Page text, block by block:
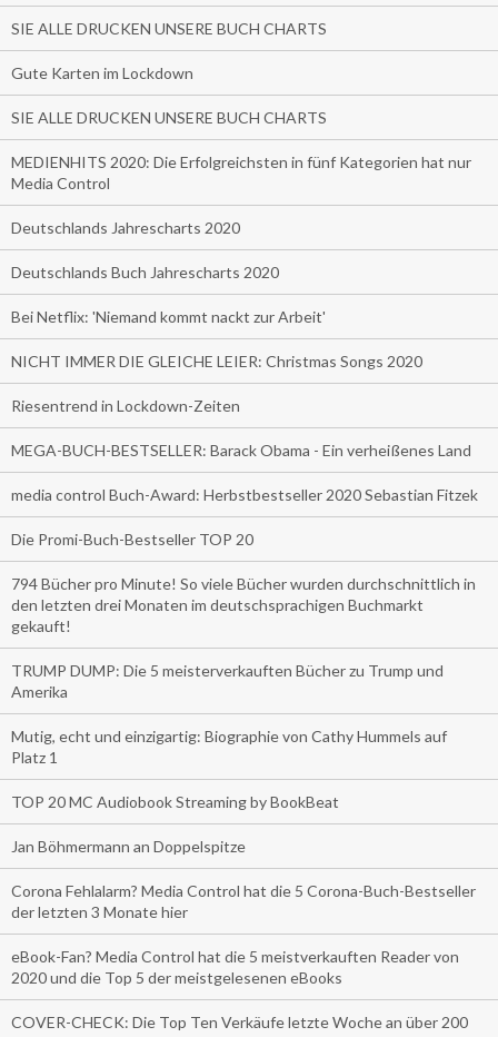
SIE ALLE DRUCKEN UNSERE BUCH CHARTS
Gute Karten im Lockdown
SIE ALLE DRUCKEN UNSERE BUCH CHARTS
MEDIENHITS 2020: Die Erfolgreichsten in fünf Kategorien hat nur
Media Control
Deutschlands Jahrescharts 2020
Deutschlands Buch Jahrescharts 2020
Bei Netflix: 'Niemand kommt nackt zur Arbeit'
NICHT IMMER DIE GLEICHE LEIER: Christmas Songs 2020
Riesentrend in Lockdown-Zeiten
MEGA-BUCH-BESTSELLER: Barack Obama - Ein verheißenes Land
media control Buch-Award: Herbstbestseller 2020 Sebastian Fitzek
Die Promi-Buch-Bestseller TOP 20
794 Bücher pro Minute! So viele Bücher wurden durchschnittlich in
den letzten drei Monaten im deutschsprachigen Buchmarkt
gekauft!
TRUMP DUMP: Die 5 meisterverkauften Bücher zu Trump und
Amerika
Mutig, echt und einzigartig: Biographie von Cathy Hummels auf
Platz 1
TOP 20 MC Audiobook Streaming by BookBeat
Jan Böhmermann an Doppelspitze
Corona Fehlalarm? Media Control hat die 5 Corona-Buch-Bestseller
der letzten 3 Monate hier
eBook-Fan? Media Control hat die 5 meistverkauften Reader von
2020 und die Top 5 der meistgelesenen eBooks
COVER-CHECK: Die Top Ten Verkäufe letzte Woche an über 200